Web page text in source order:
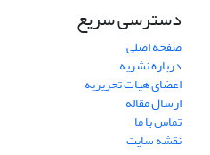
دسترسی سریع
صفحه اصلی
درباره نشریه
اعضای هیات تحریریه
ارسال مقاله
تماس با ما
نقشه سایت